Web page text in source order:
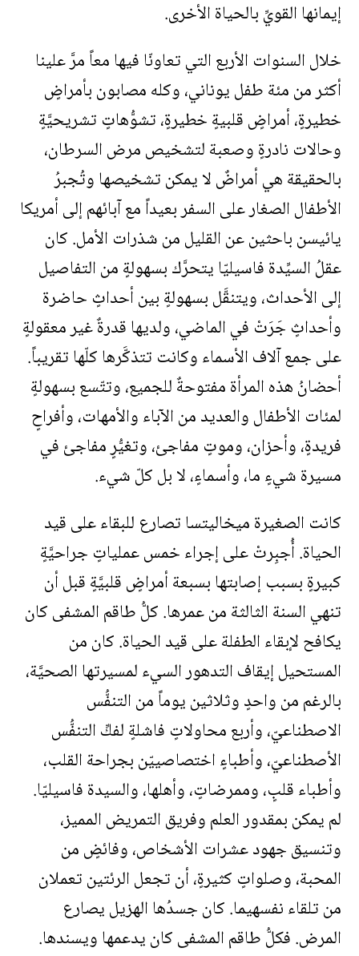
إيمانها القويِّ بالحياة الأخرى.
خلال السنوات الأربع التي تعاونّا فيها معاً مرَّ علينا
أكثر من مئة طفل يوناني، وكله مصابون بأمراضٍ
خطيرةٍ، أمراضٍ قلبيةٍ خطيرةٍ، تشوُّهاتٍ تشريحيَّةٍ
وحالات نادرةٍ وصعبة لتشخيص مرض السرطان،
بالحقيقة هي أمراضٌ لا يمكن تشخيصها وتُجبرُ
الأطفال الصغار على السفر بعيداً مع آبائهم إلى أمريكا
يائيسن باحثين عن القليل من شذرات الأمل. كان
عقلُ السيِّدة فاسيليّا يتحرَّك بسهولةٍ من التفاصيل
إلى الأحداث، ويتنقَّل بسهولةٍ بين أحداثٍ حاضرة
وأحداثٍ جَرَتْ في الماضي، ولديها قدرةٌ غير معقولةٍ
على جمع آلاف الأسماء وكانت تتذكَّرها كلّها تقريباً.
أحضانُ هذه المرأة مفتوحةٌ للجميع، وتتّسع بسهولةٍ
لمئات الأطفال والعديد من الآباء والأمهات، وأفراحٍ
فريدةٍ، وأحزان، وموتٍ مفاجئ، وتغيُّرٍ مفاجئ في
مسيرة شيءٍ ما، وأسماءٍ، لا بل كلّ شيء.
كانت الصغيرة ميخاليتسا تصارع للبقاء على قيد
الحياة. أُجبِرتْ على إجراء خمس عملياتٍ جراحيَّةٍ
كبيرةٍ بسبب إصابتها بسبعة أمراضٍ قلبيَّةٍ قبل أن
تنهي السنة الثالثة من عمرها. كلُّ طاقم المشفى كان
يكافح لإبقاء الطفلة على قيد الحياة. كان من
المستحيل إيقاف التدهور السيء لمسيرتها الصحيَّة،
بالرغم من واحدٍ وثلاثين يوماً من التنفُّس
الاصطناعيّ، وأربع محاولاتٍ فاشلةٍ لفكِّ التنفُّس
الأصطناعيّ، وأطباءٍ اختصاصييّن بجراحة القلب،
وأطباء قلبٍ، وممرضاتٍ، وأهلها، والسيدة فاسيليّا.
لم يمكن بمقدور العلم وفريق التمريض المميز،
وتنسيق جهود عشرات الأشخاص، وفائضٍ من
المحبة، وصلواتٍ كثيرةٍ، أن تجعل الرئتين تعملان
من تلقاء نفسهيما. كان جسدُها الهزيل يصارع
المرض. فكلُّ طاقم المشفى كان يدعمها ويسندها.